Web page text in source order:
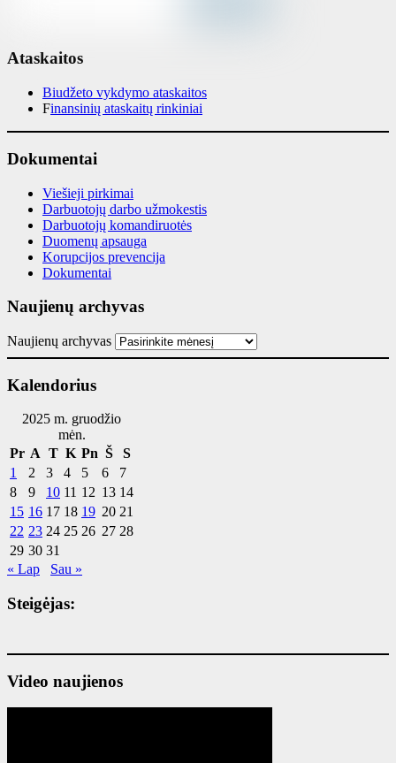
Ataskaitos
Biudžeto vykdymo ataskaitos
Finansinių ataskaitų rinkiniai
Dokumentai
Viešieji pirkimai
Darbuotojų darbo užmokestis
Darbuotojų komandiruotės
Duomenų apsauga
Korupcijos prevencija
Dokumentai
Naujienų archyvas
Naujienų archyvas
Kalendorius
2025 m. gruodžio
mėn.
Pr A T K Pn Š
S
1
2 3 4 5 6
7
8
9 10 11 12 13 14
15 16 17 18 19 20 21
22 23 24 25 26 27 28
29 30 31
« Lap
Sau »
Steigėjas:
Video naujienos